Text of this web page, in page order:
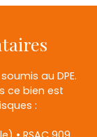
au DPE.
ce bien est
: